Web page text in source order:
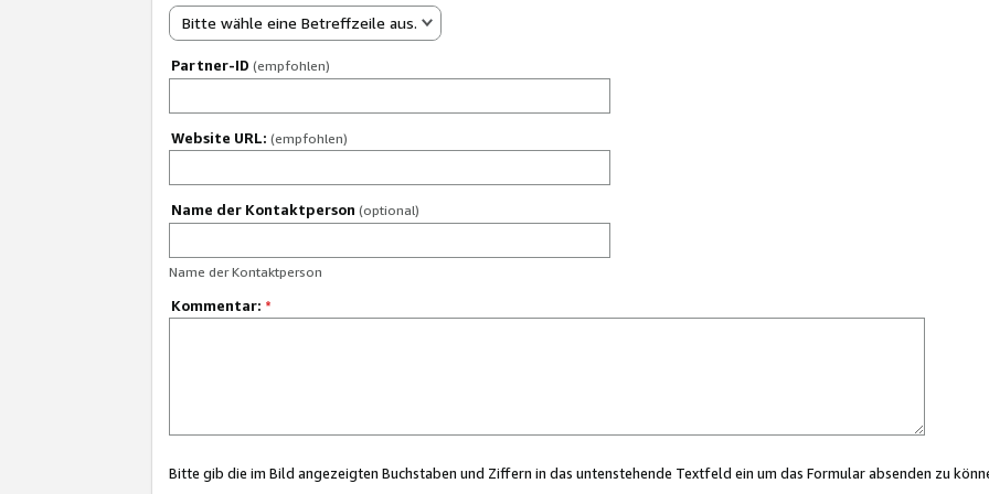
Bitte wähle eine Betreffzeile aus.
Partner-ID (empfohlen)
Website URL: (empfohlen)
Name der Kontaktperson (optional)
Name der Kontaktperson
Kommentar: *
Bitte gib die im Bild angezeigten Buchstaben und Ziffern in das untenstehende Textfeld ein um das Formular absenden zu